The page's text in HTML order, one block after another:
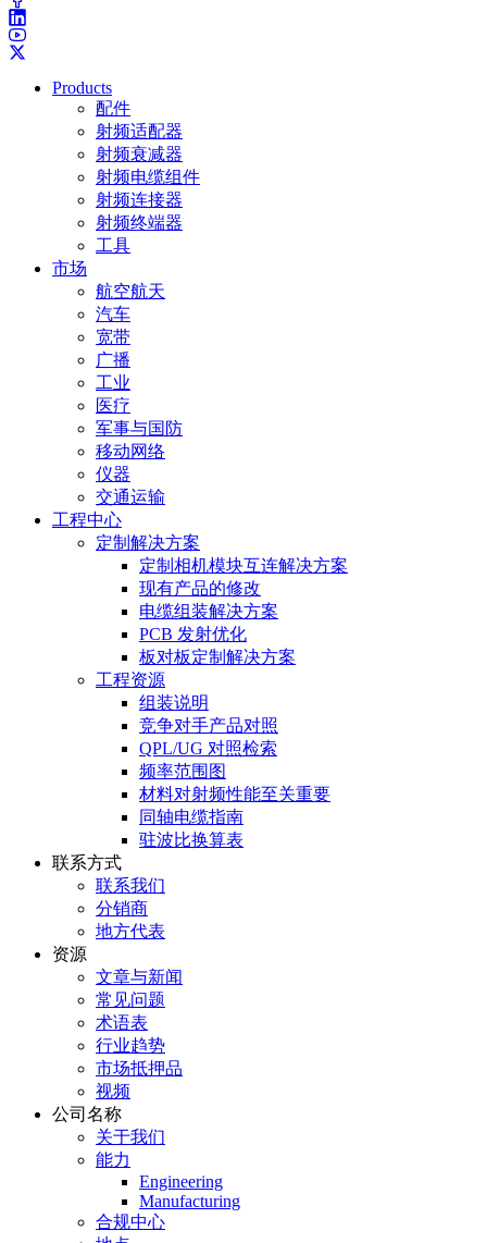
Products
配件
射频适配器
射频衰减器
射频电缆组件
射频连接器
射频终端器
工具
市场
航空航天
汽车
宽带
广播
工业
医疗
军事与国防
移动网络
仪器
交通运输
工程中心
定制解决方案
定制相机模块互连解决方案
现有产品的修改
电缆组装解决方案
PCB 发射优化
板对板定制解决方案
工程资源
组装说明
竞争对手产品对照
QPL/UG 对照检索
频率范围图
材料对射频性能至关重要
同轴电缆指南
驻波比换算表
联系方式
联系我们
分销商
地方代表
资源
文章与新闻
常见问题
术语表
行业趋势
市场抵押品
视频
公司名称
关于我们
能力
Engineering
Manufacturing
合规中心